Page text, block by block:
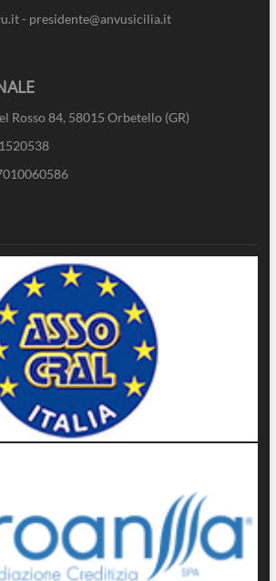
- presidente@anvusicilia.it
Rosso 84, 58015 Orbetello (GR)